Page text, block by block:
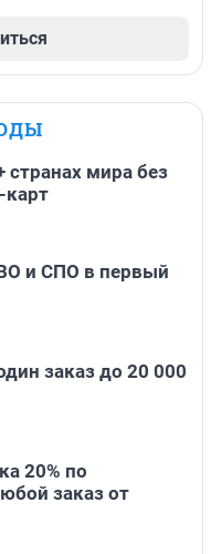
странах мира без
карт
и СПО в первый
заказ до 20 000
20% по
заказ от